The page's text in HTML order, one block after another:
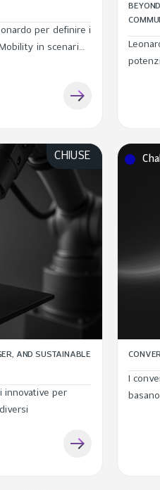
per definire i
in scenari
AND SUSTAINABLE
innovative per
CHIUSE
I